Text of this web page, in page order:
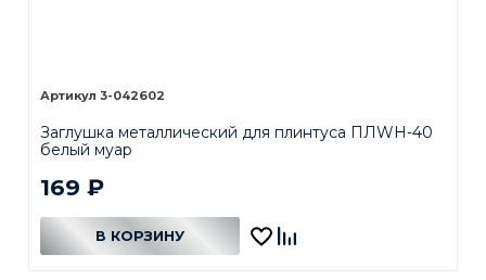
3-042602
Заглушка металлический для плинтуса ПЛWH-40
белый муар
169 ₽
В КОРЗИНУ В КОРЗИНЕ